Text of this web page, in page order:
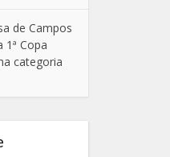
de Campos
1ª Copa
categoria